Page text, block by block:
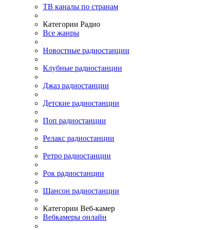
ТВ каналы по странам
Категории Радио
Все жанры
Новостные радиостанции
Клубные радиостанции
Джаз радиостанции
Детские радиостанции
Поп радиостанции
Релакс радиостанции
Ретро радиостанции
Рок радиостанции
Шансон радиостанции
Категории Веб-камер
Вебкамеры онлайн